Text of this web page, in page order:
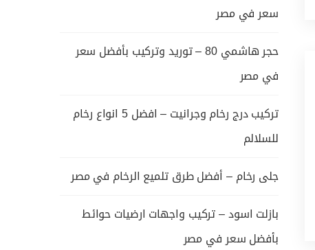
سعر في مصر
حجر هاشمي 80 – توريد وتركيب بأفضل سعر
في مصر
تركيب درج رخام وجرانيت – افضل 5 انواع رخام
للسلالم
جلى رخام – أفضل طرق تلميع الرخام في مصر
بازلت اسود – تركيب واجهات ارضيات حوائط
بأفضل سعر في مصر